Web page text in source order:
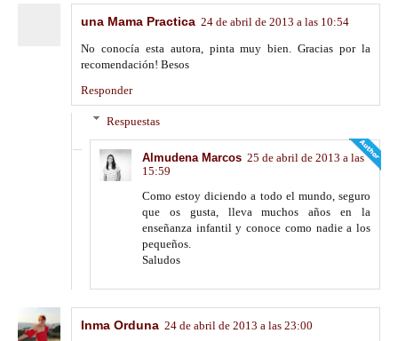
una Mama Practica 24 de abril de 2013 a las 10:54
No conocía esta autora, pinta muy bien. Gracias por la
recomendación! Besos
Responder
Respuestas
Almudena Marcos 25 de abril de 2013 a las
15:59
Como estoy diciendo a todo el mundo, seguro
que os gusta, lleva muchos años en la
enseñanza infantil y conoce como nadie a los
pequeños.
Saludos
Inma Orduna 24 de abril de 2013 a las 23:00